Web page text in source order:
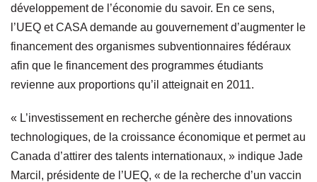
développement de l’économie du savoir. En ce sens,
l’UEQ et CASA demande au gouvernement d’augmenter le
financement des organismes subventionnaires fédéraux
afin que le financement des programmes étudiants
revienne aux proportions qu’il atteignait en 2011.
« L’investissement en recherche génère des innovations
technologiques, de la croissance économique et permet au
Canada d’attirer des talents internationaux, » indique Jade
Marcil, présidente de l’UEQ, « de la recherche d’un vaccin